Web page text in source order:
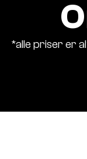
*alle priser er